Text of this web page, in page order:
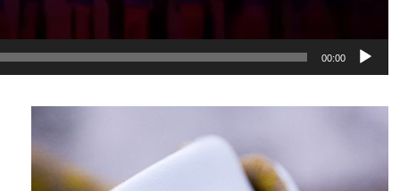
00:00